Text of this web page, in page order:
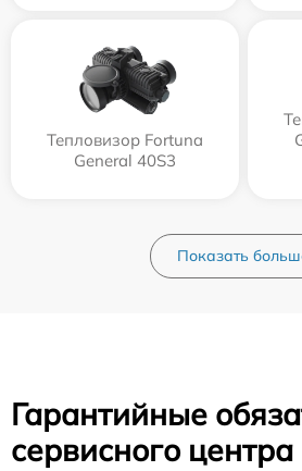
Тепловизор Fortuna
General 40S3
Показать
Гарантийные
сервисного